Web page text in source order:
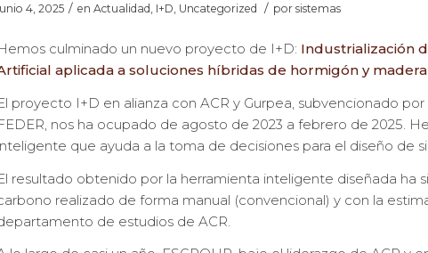
4, 2025 / en Actualidad , I+D, Uncategorized / por sistemas
culminado un nuevo proyecto de I+D: Industrialización
aplicada a soluciones híbridas de hormigón y madera
proyecto I+D en alianza con ACR y Gurpea, subvencionado
nos ha ocupado de agosto de 2023 a febrero de 2025.
que ayuda a la toma de decisiones para el diseño de
resultado obtenido por la herramienta inteligente diseñada ha
realizado de forma manual (convencional) y con la
de estudios de ACR.